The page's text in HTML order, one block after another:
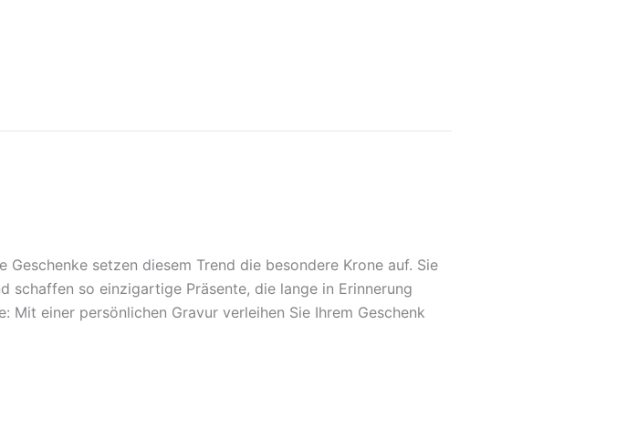
setzen diesem Trend die besondere Krone auf. Sie
so einzigartige Präsente, die lange in Erinnerung
einer persönlichen Gravur verleihen Sie Ihrem Geschenk